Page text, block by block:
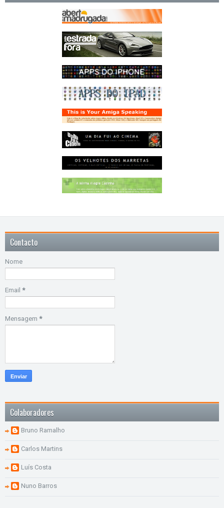
Contacto
Nome
Email *
Mensagem *
Colaboradores
Bruno Ramalho
Carlos Martins
Luís Costa
Nuno Barros